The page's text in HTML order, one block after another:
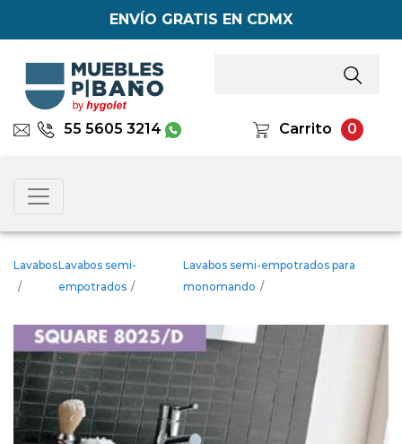
ENVÍO GRATIS EN CDMX
55 5605 3214 Carrito 0
Lavabos
/
Lavabos semi-
empotrados /
Lavabos semi-empotrados para
monomando /